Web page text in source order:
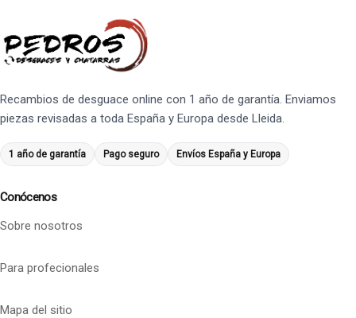
Recambios de desguace online con 1 año de garantía. Enviamos
piezas revisadas a toda España y Europa desde Lleida.
1 año de garantía Pago seguro Envíos España y Europa
Conócenos
Sobre nosotros
Para profecionales
Mapa del sitio